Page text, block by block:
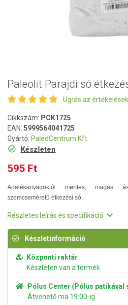
Paleolit Parajdi só
Ugrás az
Cikkszám: PCK1725
EAN: 5999564041725
Gyártó: PaleoCentrum Kft.
Készleten
595 Ft
Adalékanyagoktól mentes, magas
szemcseméretű étkezési só.
Részletes leírás és specifikáció
Készletinformáció
Központi raktár
Készleten van a termék
Pólus Center (Pólus patikával
Átvehető ma 19:00-ig